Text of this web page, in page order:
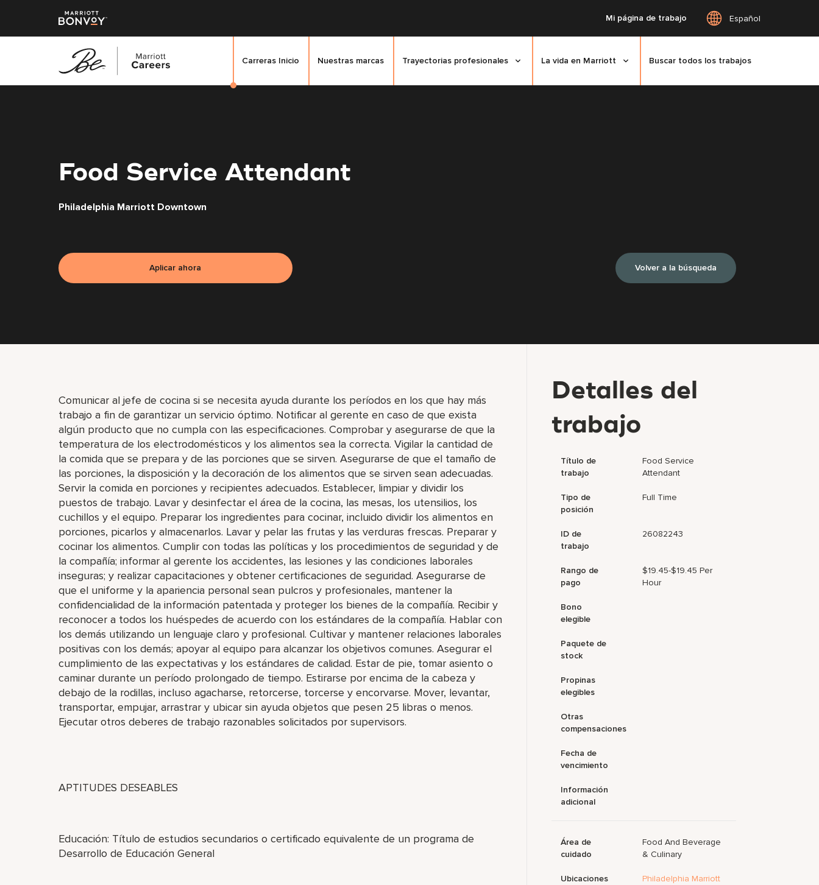
Mi página de trabajo Español
Carreras Inicio Nuestras marcas Trayectorias profesionales La vida en Marriott Buscar todos los trabajos
Food Service Attendant
Philadelphia Marriott Downtown
Aplicar ahora Volver a la búsqueda
Comunicar al jefe de cocina si se necesita ayuda durante los períodos en los que hay más
trabajo a fin de garantizar un servicio óptimo. Notificar al gerente en caso de que exista
algún producto que no cumpla con las especificaciones. Comprobar y asegurarse de que la
temperatura de los electrodomésticos y los alimentos sea la correcta. Vigilar la cantidad de
la comida que se prepara y de las porciones que se sirven. Asegurarse de que el tamaño de
las porciones, la disposición y la decoración de los alimentos que se sirven sean adecuadas.
Servir la comida en porciones y recipientes adecuados. Establecer, limpiar y dividir los
puestos de trabajo. Lavar y desinfectar el área de la cocina, las mesas, los utensilios, los
cuchillos y el equipo. Preparar los ingredientes para cocinar, incluido dividir los alimentos en
porciones, picarlos y almacenarlos. Lavar y pelar las frutas y las verduras frescas. Preparar y
cocinar los alimentos. Cumplir con todas las políticas y los procedimientos de seguridad y de
la compañía; informar al gerente los accidentes, las lesiones y las condiciones laborales
inseguras; y realizar capacitaciones y obtener certificaciones de seguridad. Asegurarse de
que el uniforme y la apariencia personal sean pulcros y profesionales, mantener la
confidencialidad de la información patentada y proteger los bienes de la compañía. Recibir y
reconocer a todos los huéspedes de acuerdo con los estándares de la compañía. Hablar con
los demás utilizando un lenguaje claro y profesional. Cultivar y mantener relaciones laborales
positivas con los demás; apoyar al equipo para alcanzar los objetivos comunes. Asegurar el
cumplimiento de las expectativas y los estándares de calidad. Estar de pie, tomar asiento o
caminar durante un período prolongado de tiempo. Estirarse por encima de la cabeza y
debajo de la rodillas, incluso agacharse, retorcerse, torcerse y encorvarse. Mover, levantar,
transportar, empujar, arrastrar y ubicar sin ayuda objetos que pesen 25 libras o menos.
Ejecutar otros deberes de trabajo razonables solicitados por supervisors.
APTITUDES DESEABLES
Educación: Título de estudios secundarios o certificado equivalente de un programa de
Desarrollo de Educación General
Detalles del
trabajo
Título de
trabajo
Food Service
Attendant
Tipo de
posición
Full Time
ID de
trabajo
26082243
Rango de
pago
$19.45-$19.45 Per
Hour
Bono
elegible
Paquete de
stock
Propinas
elegibles
Otras
compensaciones
Fecha de
vencimiento
Información
adicional
Área de
cuidado
Food And Beverage
& Culinary
Ubicaciones
Philadelphia Marriott